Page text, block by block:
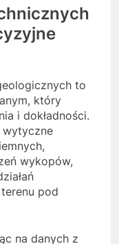
to
który
i dokładności.
wytyczne
wykopów,
pod
na danych z